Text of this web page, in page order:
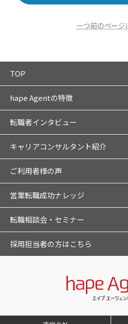
一つ前のページ
TOP
hape Agentの特徴
転職者インタビュー
キャリアコンサルタント紹介
ご利用者様の声
営業転職成功ナレッジ
転職相談会・セミナー
採用担当者の方はこちら